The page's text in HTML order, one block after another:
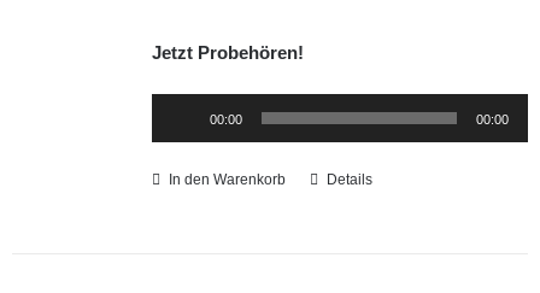
Jetzt Probehören!
Player
00:00 00:00
In den Warenkorb Details